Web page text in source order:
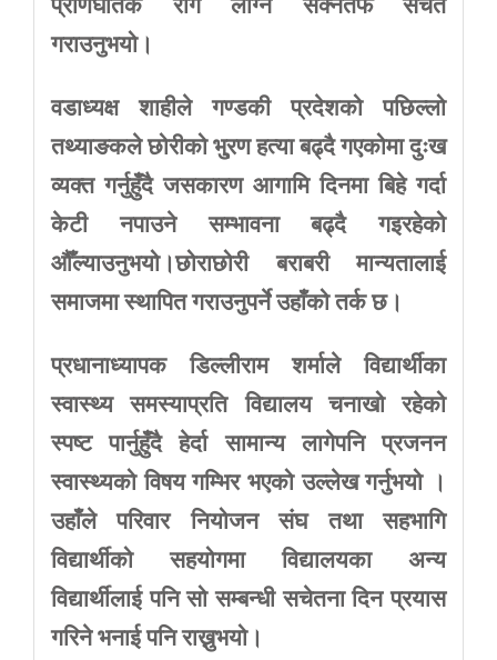
प्राणघातक
रोग लाग्न सक्नेतर्फ
सचेत
गराउनुभयो।
वडाध्यक्ष शाहीले गण्डकी प्रदेशको
पछिल्लो
तथ्याङकले छोरीको भु्रण हत्या बढ्दै गएकोमा दुःख
व्यक्त गर्नुहुँदै जसकारण आगामि दिनमा बिहे गर्दा
केटी
नपाउने सम्भावना बढ्दै
गइरहेको
औँल्याउनुभयो।छोराछोरी
बराबरी
मान्यतालाई
समाजमा स्थापित गराउनुपर्ने उहाँको तर्क छ।
प्रधानाध्यापक डिल्लीराम शर्माले
विद्यार्थीका
स्वास्थ्य
समस्याप्रति विद्यालय चनाखो
रहेको
स्पष्ट
पार्नुहुँदै हेर्दा सामान्य लागेपनि
प्रजनन
स्वास्थ्यको विषय गम्भिर भएको उल्लेख गर्नुभयो ।
उहाँले
परिवार नियोजन संघ तथा
सहभागि
विद्यार्थीको
सहयोगमा विद्यालयका
अन्य
विद्यार्थीलाई पनि सो सम्बन्धी सचेतना दिन प्रयास
गरिने भनाई पनि राख्नुभयो।